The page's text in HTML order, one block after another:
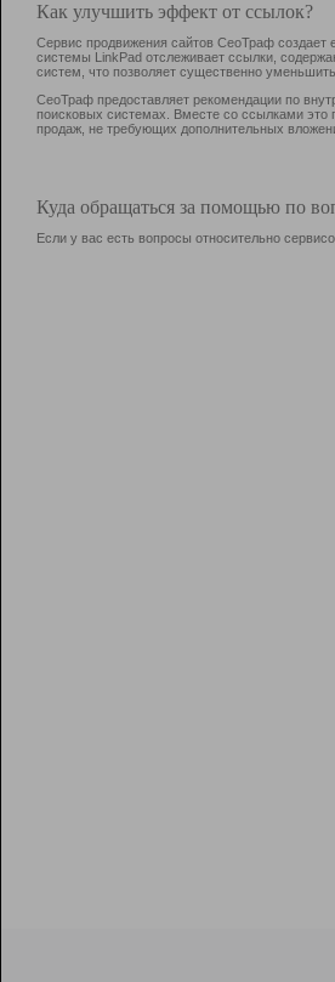
Как улучшить эффект от ссылок?
Сервис продвижения сайтов СеоТраф создает
системы LinkPad отслеживает ссылки,
систем, что позволяет существенно
СеоТраф предоставляет рекомендации по
поисковых системах. Вместе со ссылками это
продаж, не требующих дополнительных
Куда обращаться за помощью по
Если у вас есть вопросы относительно